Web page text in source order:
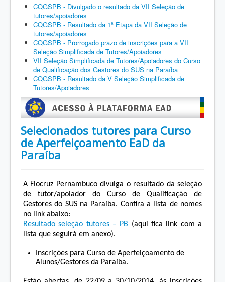
CQGSPB - Divulgado o resultado da VII Seleção de
tutores/apoiadores
CQGSPB - Resultado da 1ª Etapa da VII Seleção de
tutores/apoiadores
CQGSPB - Prorrogado prazo de inscrições para a VII
Seleção Simplificada de Tutores/Apoiadores
VII Seleção Simplificada de Tutores/Apoiadores do Curso
de Qualificação dos Gestores do SUS na Paraíba
CQGSPB - Resultado da V Seleção Simplificada de
Tutores/Apoiadores
Selecionados tutores para Curso
de Aperfeiçoamento EaD da
Paraíba
A Fiocruz Pernambuco divulga o resultado da seleção
de tutor/apoiador do Curso de Qualificação de
Gestores do SUS na Paraíba. Confira a lista de nomes
no link abaixo:
Resultado seleção tutores – PB (aqui fica link com a
lista que seguirá em anexo).
Inscrições para Curso de Aperfeiçoamento de
Alunos/Gestores da Paraíba.